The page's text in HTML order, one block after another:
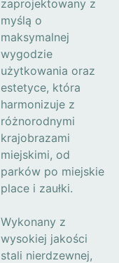
zaprojektowany z
myślą o
maksymalnej
wygodzie
użytkowania oraz
estetyce, która
harmonizuje z
różnorodnymi
krajobrazami
miejskimi, od
parków po miejskie
place i zaułki.
Wykonany z
wysokiej jakości
stali nierdzewnej,